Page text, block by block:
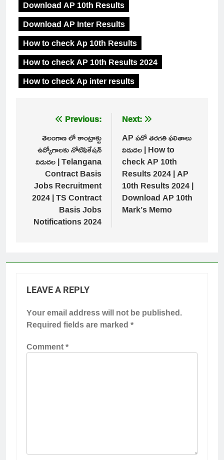
Download AP 10th Results
Download AP Inter Results
How to check Ap 10th Results
How to check AP 10th Results 2024
How to check Ap inter results
navigation
Previous:
తెలంగాణ లో కాంట్రాక్టు
ఉద్యోగాలకు నోటిఫికేషన్
విడుదల | Telangana
Contract Basis
Jobs Recruitment
2024 | TS Contract
Basis Jobs
Notifications 2024
Next:
AP పదో తరగతి ఫలితాలు
విడుదల | How to
check AP 10th
Results 2024 | AP
10th Results 2024 |
Download AP 10th
Mark’s Memo
LEAVE A REPLY
Your email address will not be published.
Required fields are marked*
Comment*